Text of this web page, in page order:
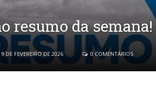
resumo da semana!
9 DE FEVEREIRO DE 2026 0 COMENTÁRIOS